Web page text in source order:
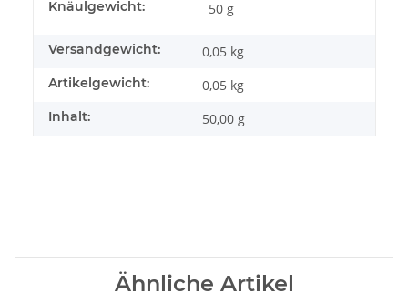
Knäulgewicht: 50 g
Versandgewicht: 0,05 kg
Artikelgewicht: 0,05 kg
Inhalt: 50,00 g
Ähnliche Artikel